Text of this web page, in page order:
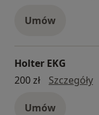
Umów
Holter EKG
200 zł
Szczegóły
Umów